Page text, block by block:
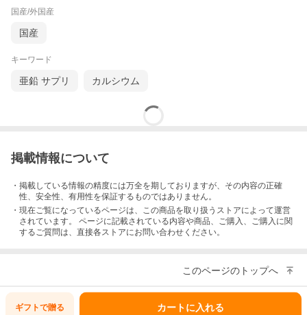
国産/外国産
国産
キーワード
亜鉛 サプリ カルシウム
掲載情報について
・掲載している情報の精度には万全を期しておりますが、その内容の正確
性、安全性、有用性を保証するものではありません。
・現在ご覧になっているページは、この商品を取り扱うストアによって運営
されています。 ページに記載されている内容や商品、ご購入 、ご購入に関
するご質問は、直接各ストアにお問い合わせください。
このページのトップへ
ギフトで贈る カートに入れる